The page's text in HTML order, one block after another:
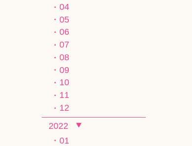
04
05
06
07
08
09
10
11
12
2022
01